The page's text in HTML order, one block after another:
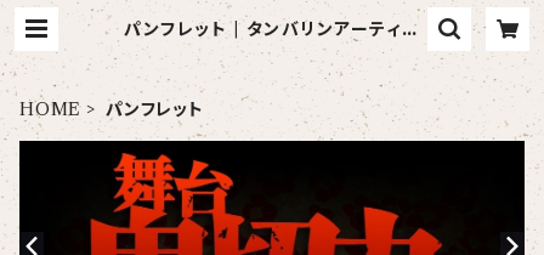
パンフレット | タンバリンアーティス
ツ Official Shop
HOME パンフレット